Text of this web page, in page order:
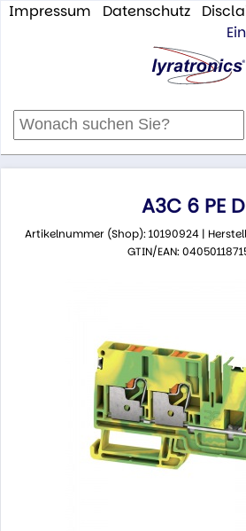
Impressum Datenschutz
A3C 6 PE
Artikelnummer (Shop): 10190924 |
GTIN/EAN: